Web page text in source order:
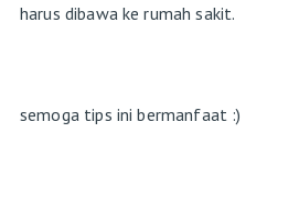
harus dibawa ke rumah sakit.
semoga tips ini bermanfaat :)